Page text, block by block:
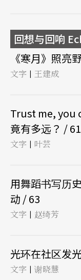
回想与回响
《寒月》照亮
文字 | 王建成
Trust me, you
竟有多远？ / 61
文字 | 叶芸
用舞蹈书写历
动 / 63
文字 | 赵绮芳
光环在社区发
文字 | 谢晓慧